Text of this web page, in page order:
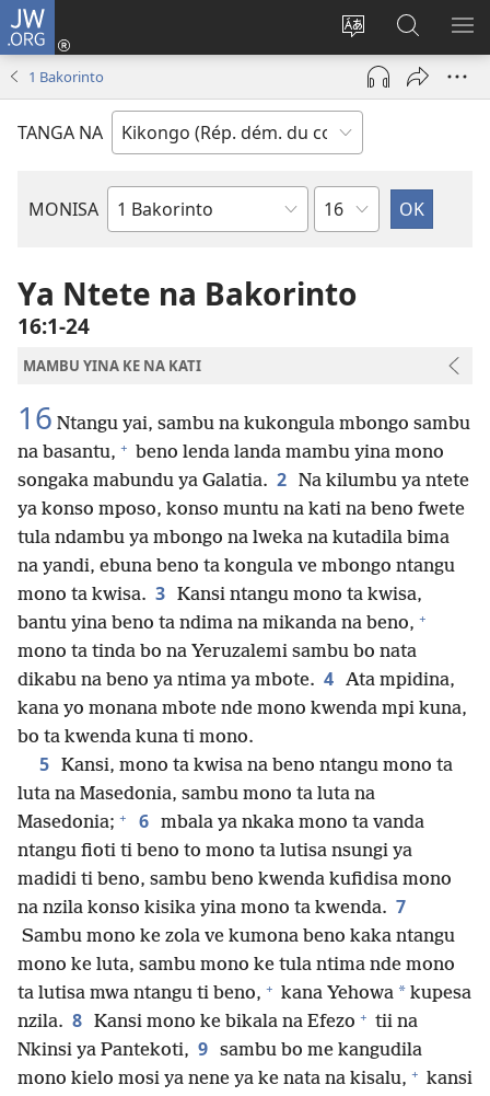
JW.ORG
Soba
ndinga
ya
site
yai
Kukota
(ke
kangula
ya
mpa)
Kusosa
na
JW.ORG
1 Bakorinto
TANGA NA
MONISA
Mikanda
Biblia
Kapu
Ya Ntete na Bakorinto
16:1-24
MAMBU YINA KE NA KATI
16 Ntangu yai, sambu na kukongula mbongo sambu
na basantu, + beno lenda landa mambu yina mono
songaka mabundu ya Galatia. 2 Na kilumbu ya ntete
ya konso mposo, konso muntu na kati na beno fwete
tula ndambu ya mbongo na lweka na kutadila bima
na yandi, ebuna beno ta kongula ve mbongo ntangu
mono ta kwisa. 3 Kansi ntangu mono ta kwisa,
bantu yina beno ta ndima na mikanda na beno, +
mono ta tinda bo na Yeruzalemi sambu bo nata
dikabu na beno ya ntima ya mbote. 4 Ata mpidina,
kana yo monana mbote nde mono kwenda mpi kuna,
bo ta kwenda kuna ti mono.
5 Kansi, mono ta kwisa na beno ntangu mono ta
luta na Masedonia, sambu mono ta luta na
Masedonia; + 6 mbala ya nkaka mono ta vanda
ntangu fioti ti beno to mono ta lutisa nsungi ya
madidi ti beno, sambu beno kwenda kufidisa mono
na nzila konso kisika yina mono ta kwenda. 7
Sambu mono ke zola ve kumona beno kaka ntangu
mono ke luta, sambu mono ke tula ntima nde mono
ta lutisa mwa ntangu ti beno, + kana Yehowa * kupesa
nzila. 8 Kansi mono ke bikala na Efezo + tii na
Nkinsi ya Pantekoti, 9 sambu bo me kangudila
mono kielo mosi ya nene ya ke nata na kisalu, + kansi